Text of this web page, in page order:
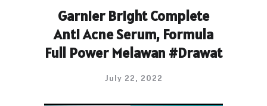
Garnier Bright Complete
Anti Acne Serum, Formula
Full Power Melawan #Drawat
July 22, 2022